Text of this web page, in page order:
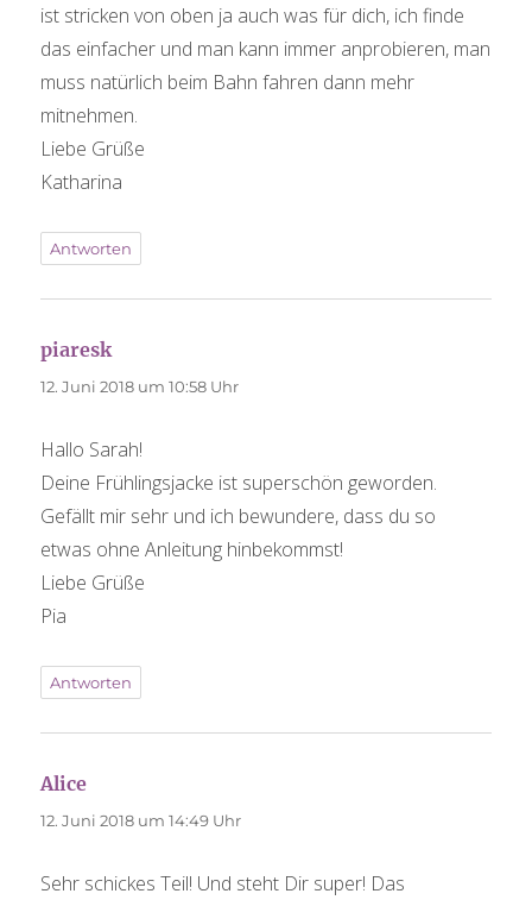
ist stricken von oben ja auch was für dich, ich finde
das einfacher und man kann immer anprobieren, man
muss natürlich beim Bahn fahren dann mehr
mitnehmen.
Liebe Grüße
Katharina
Antworten
piaresk
12. Juni 2018 um 10:58 Uhr
Hallo Sarah!
Deine Frühlingsjacke ist superschön geworden.
Gefällt mir sehr und ich bewundere, dass du so
etwas ohne Anleitung hinbekommst!
Liebe Grüße
Pia
Antworten
Alice
12. Juni 2018 um 14:49 Uhr
Sehr schickes Teil! Und steht Dir super! Das